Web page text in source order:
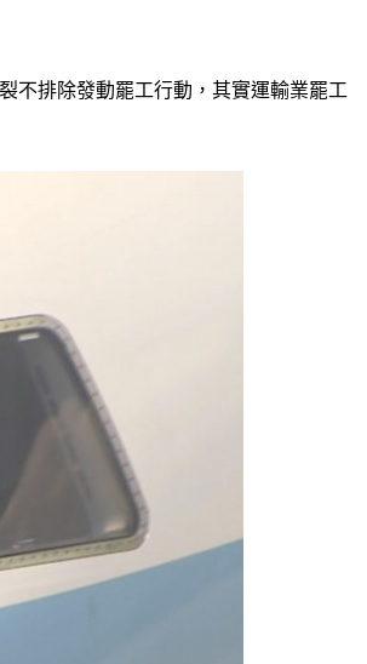
不排除發動罷工行動，其實運輸業罷工